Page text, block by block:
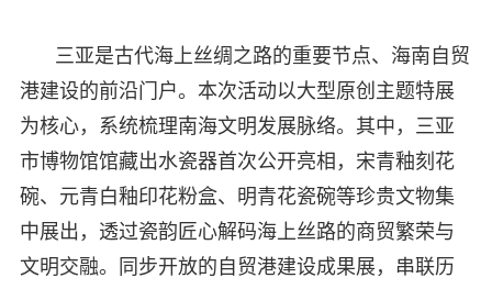
三亚是古代海上丝绸之路的重要节点、海南自贸
港建设的前沿门户。本次活动以大型原创主题特展
为核心，系统梳理南海文明发展脉络。其中，三亚
市博物馆馆藏出水瓷器首次公开亮相，宋青釉刻花
碗、元青白釉印花粉盒、明青花瓷碗等珍贵文物集
中展出，透过瓷韵匠心解码海上丝路的商贸繁荣与
文明交融。同步开放的自贸港建设成果展，串联历